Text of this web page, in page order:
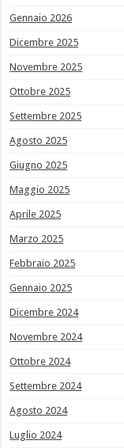
Gennaio 2026
Dicembre 2025
Novembre 2025
Ottobre 2025
Settembre 2025
Agosto 2025
Giugno 2025
Maggio 2025
Aprile 2025
Marzo 2025
Febbraio 2025
Gennaio 2025
Dicembre 2024
Novembre 2024
Ottobre 2024
Settembre 2024
Agosto 2024
Luglio 2024